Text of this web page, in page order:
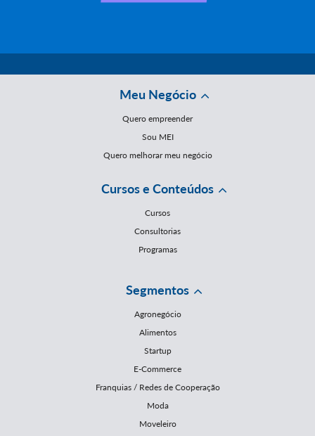
Meu Negócio
Quero empreender
Sou MEI
Quero melhorar meu negócio
Cursos e Conteúdos
Cursos
Consultorias
Programas
Segmentos
Agronegócio
Alimentos
Startup
E-Commerce
Franquias / Redes de Cooperação
Moda
Moveleiro